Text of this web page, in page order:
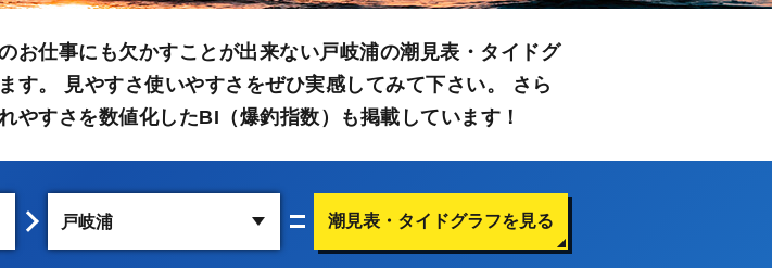
お仕事にも欠かすことが出来ない戸岐浦の潮見表・タイドグ
す。 見やすさ使いやすさをぜひ実感してみて下さい。 さら
すさを数値化したBI（爆釣指数）も掲載しています！
潮見表・タイドグラフを見る